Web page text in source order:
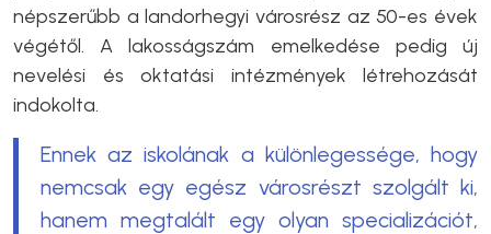
népszerűbb a landorhegyi városrész az 50-es évek
végétől. A lakosságszám emelkedése pedig új
nevelési és oktatási intézmények létrehozását
indokolta.
Ennek az iskolának a különlegessége, hogy
nemcsak egy egész városrészt szolgált ki,
hanem megtalált egy olyan specializációt,